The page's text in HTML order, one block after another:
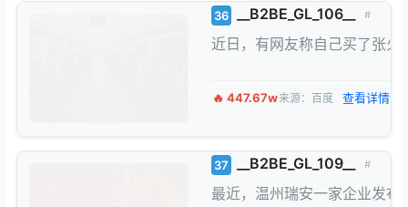
36 __B2BE_GL_106__ #
近日，有网友称自己买了张火
🔥 447.67w来源：百度 查看详情 →
37 __B2BE_GL_109__ #
最近，温州瑞安一家企业发